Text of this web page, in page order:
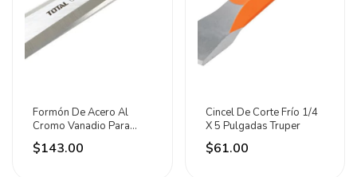
Formón De Acero Al
Cromo Vanadio Para
Madera 1 Pulgada Total
$143.00
Cincel De Corte Frío 1/4
X 5 Pulgadas Truper
$61.00